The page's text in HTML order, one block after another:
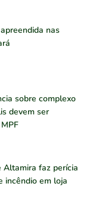
nas
sobre complexo
devem ser
Altamira faz perícia
incêndio em loja